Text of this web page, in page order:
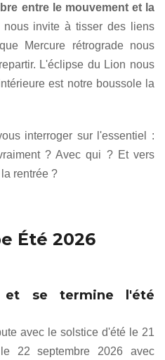
entre le mouvement et la
invite à tisser des liens
Mercure rétrograde nous
L'éclipse du Lion nous
est notre boussole la
interroger sur l'essentiel :
? Avec qui ? Et vers
rentrée ?
Été 2026
et se termine l'été
avec le solstice d'été le 21
22 septembre 2026 avec